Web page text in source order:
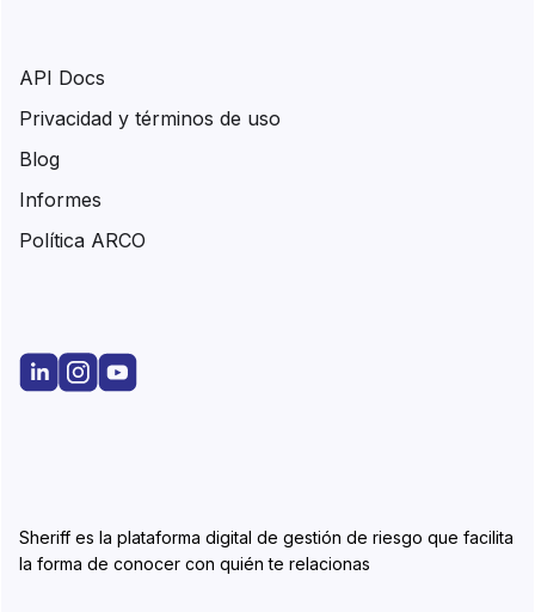
Sheriff es la plataforma digital de gestión de riesgo que facilita
la forma de conocer con quién te relacionas
API Docs
Privacidad y términos de uso
Blog
Informes
Política ARCO